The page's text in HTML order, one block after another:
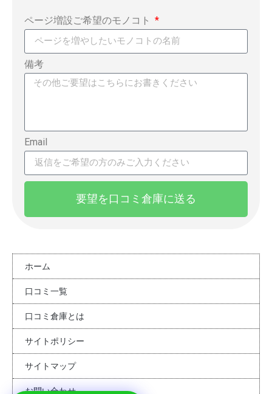
ページ増設ご希望のモノコト
備考
Email
要望を口コミ倉庫に送る
ホーム
口コミ一覧
口コミ倉庫とは
サイトポリシー
サイトマップ
お問い合わせ